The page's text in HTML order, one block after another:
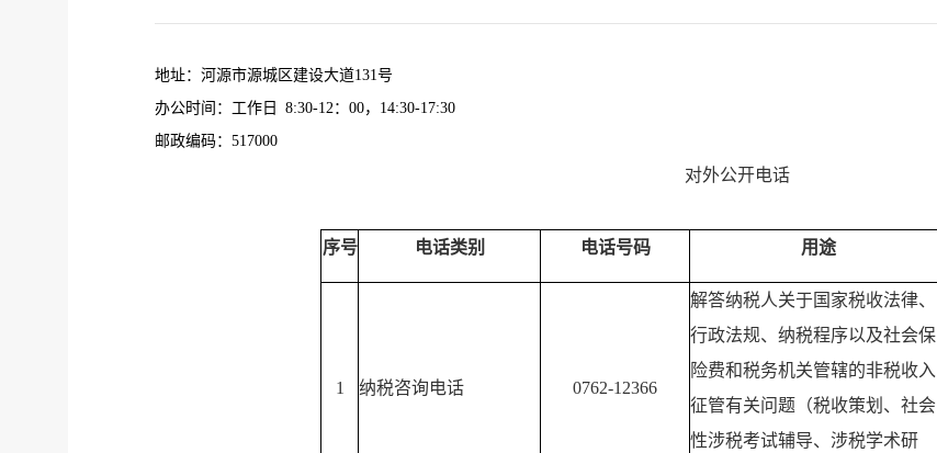
地址：河源市源城区建设大道131 号
办公时间：工作日 8:30-12：00，14:30-17:30
邮政编码： 517000
对外公开电话
序号 电话类别 电话号码 用途
1 纳税咨询电话 0762-12366
解答纳税人关于国家税收法律、
行政法规、纳税程序以及社会保
险费和税务机关管辖的非税收入
征管有关问题（税收策划、社会
性涉税考试辅导、涉税学术研